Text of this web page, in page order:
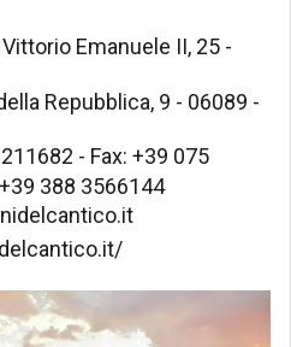
Emanuele II, 25 -
Repubblica, 9 - 06089 -
- Fax: +39 075
388 3566144